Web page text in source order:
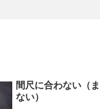
間尺に合わない（
ない）